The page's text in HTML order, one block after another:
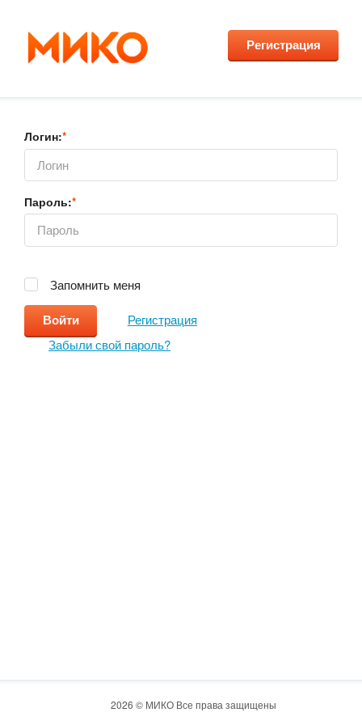
Регистрация
Логин:*
Пароль:*
Запомнить меня
Регистрация
Забыли свой пароль?
2026 © МИКО Все права защищены